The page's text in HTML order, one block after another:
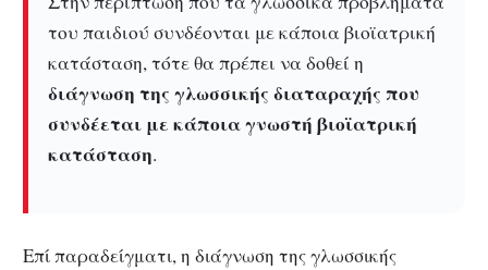
του παιδιού συνδέονται με κάποια βιοϊατρική
κατάσταση, τότε θα πρέπει να δοθεί η
διάγνωση της γλωσσικής διαταραχής που
συνδέεται με κάποια γνωστή βιοϊατρική
κατάσταση.
Επί παραδείγματι, η διάγνωση της γλωσσικής